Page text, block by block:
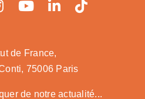
de France,
75006 Paris
de notre actualité...